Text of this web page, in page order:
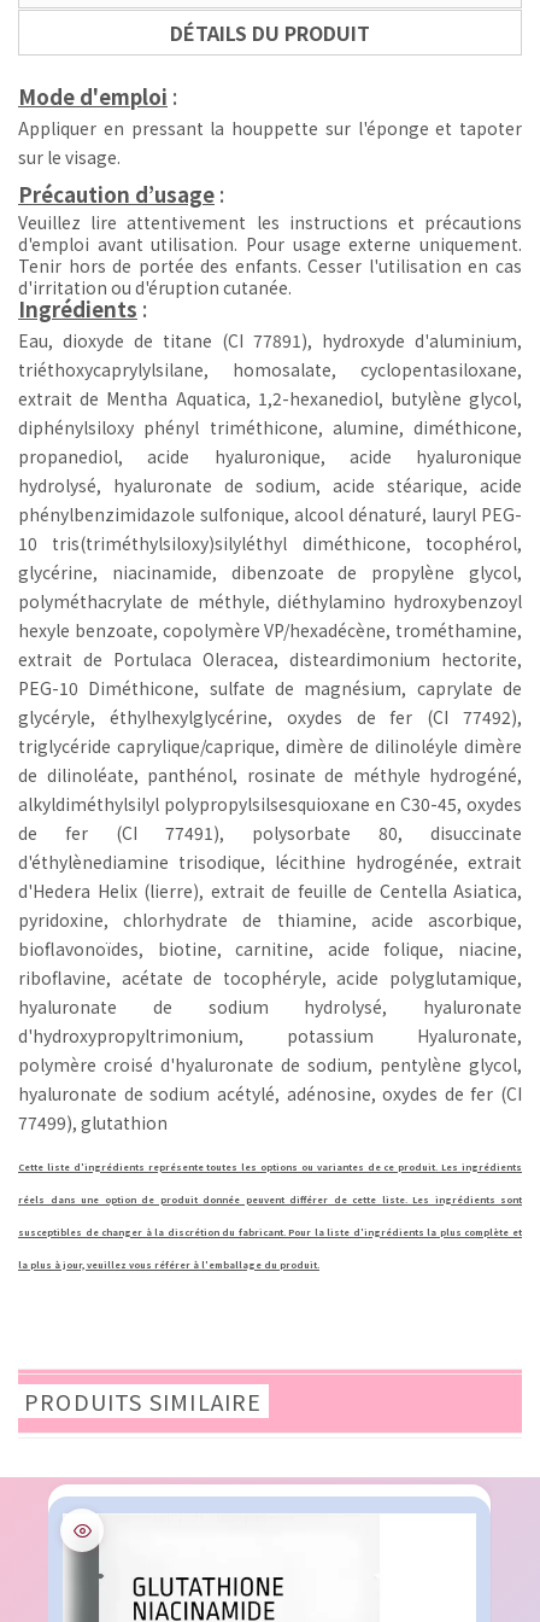
DÉTAILS DU PRODUIT
Mode d'emploi :
Appliquer en pressant la houppette sur l'éponge et tapoter
sur le visage.
Précaution d’usage :
Veuillez lire attentivement les instructions et précautions
d'emploi avant utilisation. Pour usage externe uniquement.
Tenir hors de portée des enfants. Cesser l'utilisation en cas
d'irritation ou d'éruption cutanée.
Ingrédients :
Eau, dioxyde de titane (CI 77891), hydroxyde d'aluminium,
triéthoxycaprylylsilane, homosalate, cyclopentasiloxane,
extrait de Mentha Aquatica, 1,2-hexanediol, butylène glycol,
diphénylsiloxy phényl triméthicone, alumine, diméthicone,
propanediol, acide hyaluronique, acide hyaluronique
hydrolysé, hyaluronate de sodium, acide stéarique, acide
phénylbenzimidazole sulfonique, alcool dénaturé, lauryl PEG-
10 tris(triméthylsiloxy)silyléthyl diméthicone, tocophérol,
glycérine, niacinamide, dibenzoate de propylène glycol,
polyméthacrylate de méthyle, diéthylamino hydroxybenzoyl
hexyle benzoate, copolymère VP/hexadécène, trométhamine,
extrait de Portulaca Oleracea, disteardimonium hectorite,
PEG-10 Diméthicone, sulfate de magnésium, caprylate de
glycéryle, éthylhexylglycérine, oxydes de fer (CI 77492),
triglycéride caprylique/caprique, dimère de dilinoléyle dimère
de dilinoléate, panthénol, rosinate de méthyle hydrogéné,
alkyldiméthylsilyl polypropylsilsesquioxane en C30-45, oxydes
de fer (CI 77491), polysorbate 80, disuccinate
d'éthylènediamine trisodique, lécithine hydrogénée, extrait
d'Hedera Helix (lierre), extrait de feuille de Centella Asiatica,
pyridoxine, chlorhydrate de thiamine, acide ascorbique,
bioflavonoïdes, biotine, carnitine, acide folique, niacine,
riboflavine, acétate de tocophéryle, acide polyglutamique,
hyaluronate de sodium hydrolysé, hyaluronate
d'hydroxypropyltrimonium, potassium Hyaluronate,
polymère croisé d'hyaluronate de sodium, pentylène glycol,
hyaluronate de sodium acétylé, adénosine, oxydes de fer (CI
77499), glutathion
Cette liste d'ingrédients représente toutes les options ou variantes de ce produit. Les ingrédients
réels dans une option de produit donnée peuvent différer de cette liste. Les ingrédients sont
susceptibles de changer à la discrétion du fabricant. Pour la liste d'ingrédients la plus complète et
la plus à jour, veuillez vous référer à l'emballage du produit.
PRODUITS SIMILAIRE